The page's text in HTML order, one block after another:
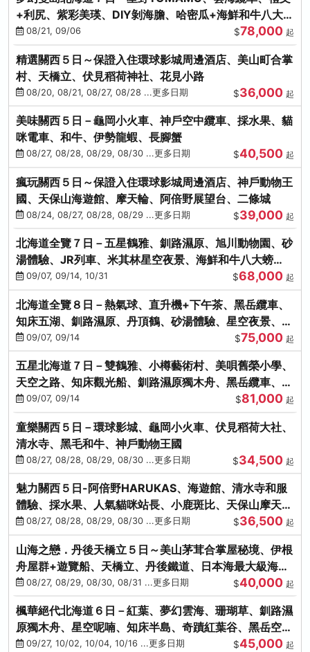
+利尻、紫彩美瑛、DIY剝海膽、哈密瓜+海鮮和牛八大螃
蟹吃到飽
08/21, 09/06 $78,000 起
精選關西５日～保證入住環球影城周邊酒店、美山町合掌
村、天橋立、伏見稻荷神社、花見小路
08/20, 08/21, 08/27, 08/28 ...更多日期 $36,000 起
美味關西５日－龜岡小火車、神戶空中纜車、採水果、貓
咪電車、和牛、伊勢龍蝦、長腳蟹
08/27, 08/28, 08/29, 08/30 ...更多日期 $40,500 起
瘋玩關西５日～保證入住環球影城周邊酒店、神戶動物王
國、天保山海遊館、摩天輪、阿倍野展望台、二條城
08/24, 08/27, 08/28, 08/29 ...更多日期 $39,000 起
北海道全覽７日－五星鶴雅、釧路濕原、旭川動物園、砂
湯體驗、JR列車、米其林星空夜景、海鮮和牛八大螃
蟹、卡哇依熊牧場
09/07, 09/14, 10/31 $68,000 起
北海道全覽８日－熱氣球、直升機+下午茶、黑岳纜車、
知床五湖、釧路濕原、丹頂鶴、砂湯體驗、星空夜景、洞
爺花火、螃蟹懷石料理
09/07, 09/14 $75,000 起
五星北海道７日－雙鶴雅、小樽藝術村、美唄舊榮小學、
天空之路、知床觀光船、釧路濕原獨木舟、黑岳纜車、流
冰硝子館DIY玻璃杯
09/07, 09/14 $81,000 起
童樂關西５日－環球影城、龜岡小火車、伏見稻荷大社、
清水寺、黑毛和牛、神戶動物王國
08/27, 08/28, 08/29, 08/30 ...更多日期 $34,500 起
魅力關西５日-阿倍野HARUKAS、海遊館、清水寺和服
體驗、採水果、人氣貓咪站長、小鹿斑比、天保山摩天
輪、水上巴士
08/27, 08/28, 08/29, 08/30 ...更多日期 $36,500 起
山海之戀．丹後天橋立５日～美山茅茸合掌屋秘境、伊根
舟屋群+遊覽船、天橋立、丹後鐵道、日本海最大級海鮮
市場08/27, 08/29, 08/30, 08/31 ...更多日期 $40,000 起
楓華絕代北海道６日－紅葉、夢幻雲海、珊瑚草、釧路濕
原獨木舟、星空呢喃、知床半島、奇蹟紅葉谷、黑岳空中
纜車、旭山動物園
09/27, 10/02, 10/04, 10/16 ...更多日期 $45,000 起